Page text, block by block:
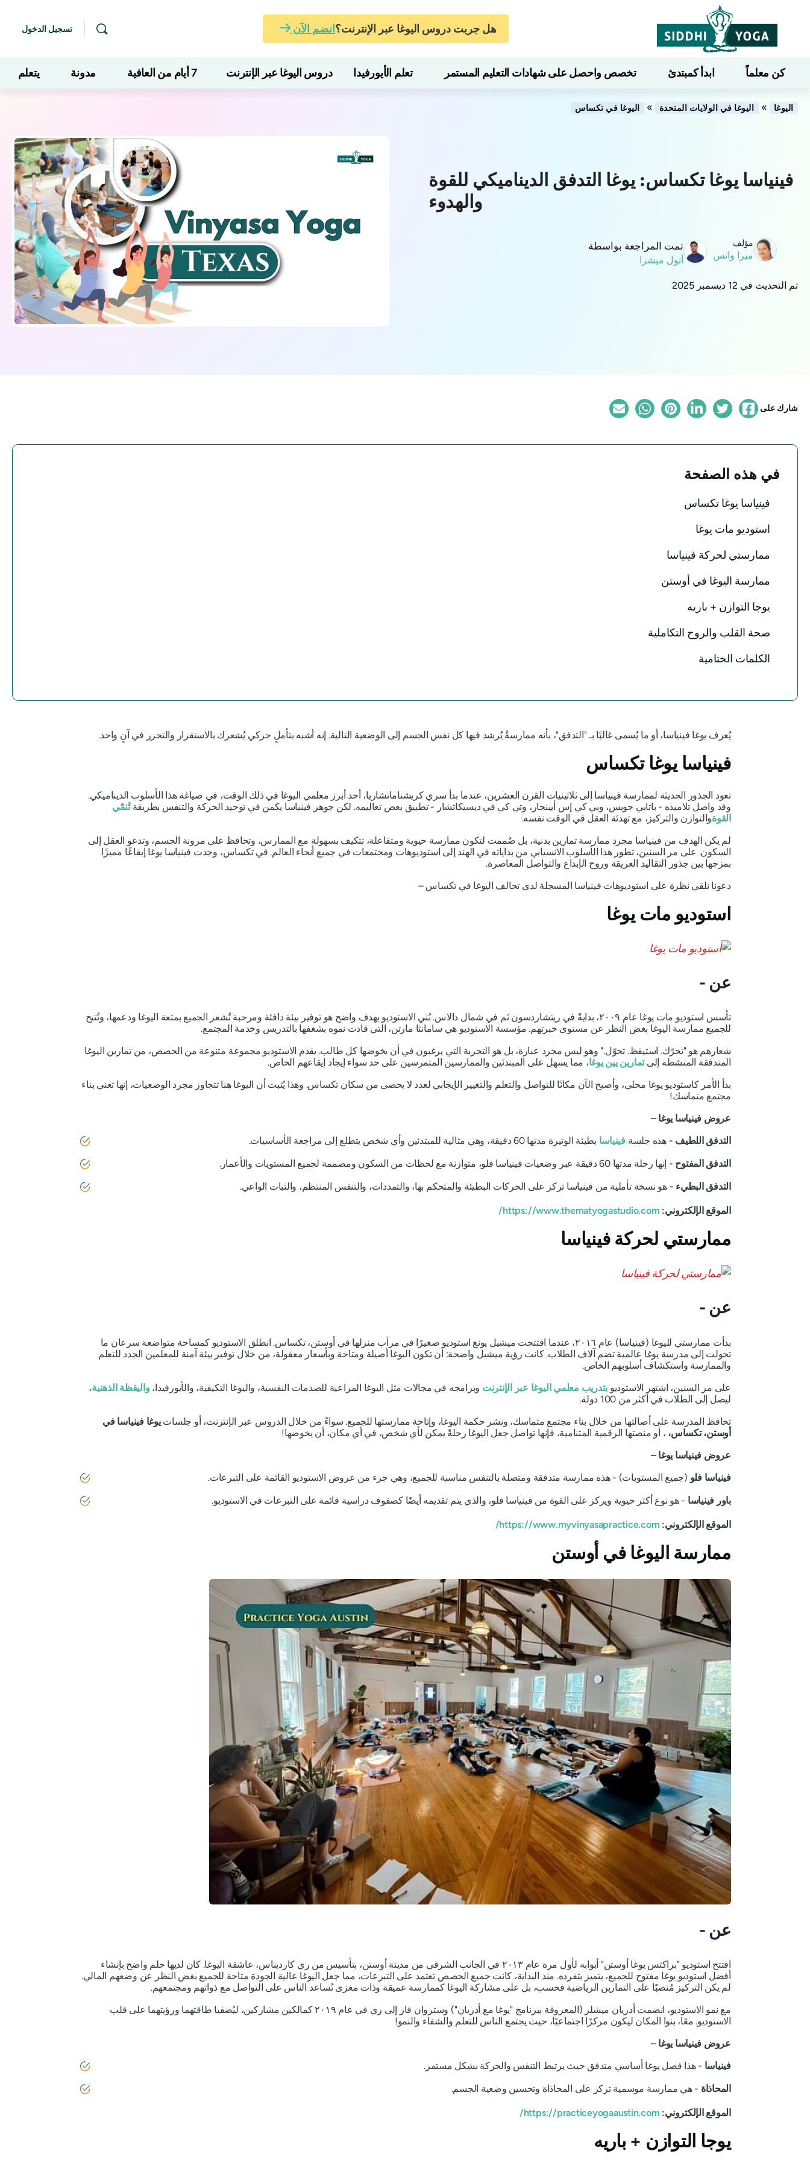
هل جربت دروس اليوغا عبر الإنترنت؟انضم الآن تسجيل الدخول
كن معلماً ابدأ كمبتدئ تخصص واحصل على شهادات التعليم المستمر تعلم الأيورفيدا دروس اليوغا عبر الإنترنت 7 أيام من العافية مدونة يتعلم
اليوغا » اليوغا في الولايات المتحدة » اليوغا في تكساس
فينياسا يوغا تكساس: يوغا التدفق الديناميكي للقوة
والهدوء
مؤلف
ميرا واتس
تمت المراجعة بواسطة
أتول ميشرا
تم التحديث في 12 ديسمبر 2025
شارك على
في هذه الصفحة
فينياسا يوغا تكساس
استوديو مات يوغا
ممارستي لحركة فينياسا
ممارسة اليوغا في أوستن
يوجا التوازن + باريه
صحة القلب والروح التكاملية
الكلمات الختامية
يُعرف يوغا فينياسا، أو ما يُسمى غالبًا بـ"التدفق"، بأنه ممارسةٌ يُرشد فيها كل نفس الجسم إلى الوضعية التالية. إنه أشبه بتأملٍ حركي يُشعرك بالاستقرار والتحرر في آنٍ واحد.
فينياسا يوغا تكساس
تعود الجذور الحديثة لممارسة فينياسا إلى ثلاثينيات القرن العشرين، عندما بدأ سري كريشناماتشاريا، أحد أبرز معلمي اليوغا في ذلك الوقت، في صياغة هذا الأسلوب الديناميكي.
وقد واصل تلاميذه - باتابي جويس، وبي كي إس أيينجار، وتي كي في ديسيكاتشار - تطبيق بعض تعاليمه. لكن جوهر فينياسا يكمن في توحيد الحركة والتنفس بطريقةتُنمّي
القوةوالتوازن والتركيز، مع تهدئة العقل في الوقت نفسه.
لم يكن الهدف من فينياسا مجرد ممارسة تمارين بدنية، بل صُممت لتكون ممارسة حيوية ومتفاعلة، تتكيف بسهولة مع الممارس، وتحافظ على مرونة الجسم، وتدعو العقل إلى
السكون. على مر السنين، تطور هذا الأسلوب الانسيابي من بداياته في الهند إلى استوديوهات ومجتمعات في جميع أنحاء العالم. في تكساس، وجدت فينياسا يوغا إيقاعًا مميزًا
بمزجها بين جذور التقاليد العريقة وروح الإبداع والتواصل المعاصرة.
دعونا نلقي نظرة على استوديوهات فينياسا المسجلة لدى تحالف اليوغا في تكساس –
استوديو مات يوغا
عن -
تأسس استوديو مات يوغا عام ٢٠٠٩، بدايةً في ريتشاردسون ثم في شمال دالاس. بُني الاستوديو بهدف واضح هو توفير بيئة دافئة ومرحبة تُشعر الجميع بمتعة اليوغا ودعمها، وتُتيح
للجميع ممارسة اليوغا بغض النظر عن مستوى خبرتهم. مؤسسة الاستوديو هي سامانثا مارتن، التي قادت نموه بشغفها بالتدريس وخدمة المجتمع.
شعارهم هو"تحرّك. استيقظ. تحوّل." وهو ليس مجرد عبارة، بل هو التجربة التي يرغبون في أن يخوضها كل طالب. يقدم الاستوديو مجموعة متنوعة من الحصص، من تمارين اليوغا
المتدفقة المنشطة إلىتمارين يين يوغا، مما يسهل على المبتدئين والممارسين المتمرسين على حد سواء إيجاد إيقاعهم الخاص.
بدأ الأمر كاستوديو يوغا محلي، وأصبح الآن مكانًا للتواصل والتعلم والتغيير الإيجابي لعدد لا يحصى من سكان تكساس. وهذا يُثبت أن اليوغا هنا تتجاوز مجرد الوضعيات، إنها تعني بناء
مجتمع متماسك!
عروض فينياسا يوغا –
التدفق اللطيف -هذه جلسة فينياسا بطيئة الوتيرة مدتها 60 دقيقة، وهي مثالية للمبتدئين وأي شخص يتطلع إلى مراجعة الأساسيات.
التدفق المفتوح - إنها رحلة مدتها 60 دقيقة عبر وضعيات فينياسا فلو، متوازنة مع لحظات من السكون ومصممة لجميع المستويات والأعمار.
التدفق البطيء -هو نسخة تأملية من فينياسا تركز على الحركات البطيئة والمتحكم بها، والتمددات، والتنفس المنتظم، والثبات الواعي.
الموقع الإلكتروني:
ممارستي لحركة فينياسا
عن -
بدأت ممارستي لليوغا (فينياسا) عام ٢٠١٦، عندما افتتحت ميشيل يونغ استوديو صغيرًا في مرآب منزلها في أوستن، تكساس. انطلق الاستوديو كمساحة متواضعة سرعان ما
تحولت إلى مدرسة يوغا عالمية تضم آلاف الطلاب. كانت رؤية ميشيل واضحة: أن تكون اليوغا أصيلة ومتاحة وبأسعار معقولة، من خلال توفير بيئة آمنة للمعلمين الجدد للتعلم
والممارسة واستكشاف أسلوبهم الخاص.
على مر السنين، اشتهر الاستوديو بتدريب معلمي اليوغا عبر الإنترنت وبرامجه في مجالات مثل اليوغا المراعية للصدمات النفسية، واليوغا التكيفية، والأيورفيدا،واليقظة الذهنية،
ليصل إلى الطلاب في أكثر من 100 دولة.
تحافظ المدرسة على أصالتها من خلال بناء مجتمع متماسك، ونشر حكمة اليوغا، وإتاحة ممارستها للجميع. سواءً من خلال الدروس عبر الإنترنت، أو جلساتيوغا فينياسا في
أوستن، تكساس، ، أو منصتها الرقمية المتنامية، فإنها تواصل جعل اليوغا رحلةً يمكن لأي شخص، في أي مكان، أن يخوضها!
عروض فينياسا يوغا –
فينياسا فلو (جميع المستويات) - هذه ممارسة متدفقة ومتصلة بالتنفس مناسبة للجميع، وهي جزء من عروض الاستوديو القائمة على التبرعات.
باور فينياسا - هو نوع أكثر حيوية ويركز على القوة من فينياسا فلو، والذي يتم تقديمه أيضًا كصفوف دراسية قائمة على التبرعات في الاستوديو.
الموقع الإلكتروني:
ممارسة اليوغا في أوستن
عن -
افتتح استوديو "براكتس يوغا أوستن" أبوابه لأول مرة عام ٢٠١٣ في الجانب الشرقي من مدينة أوستن، بتأسيس من ري كارديناس، عاشقة اليوغا. كان لديها حلم واضح بإنشاء
أفضل استوديو يوغا مفتوح للجميع، يتميز بتفرده. منذ البداية، كانت جميع الحصص تعتمد على التبرعات، مما جعل اليوغا عالية الجودة متاحة للجميع بغض النظر عن وضعهم المالي.
لم يكن التركيز مُنصبًا على التمارين الرياضية فحسب، بل على مشاركة اليوغا كممارسة عميقة وذات مغزى تُساعد الناس على التواصل مع ذواتهم ومجتمعهم.
مع نمو الاستوديو، انضمت أدريان ميشلر (المعروفة ببرنامج"يوغا مع أدريان
") وستروان فاز إلى ري في عام ٢٠١٩ كمالكين مشاركين، ليُضفيا طاقتهما ورؤيتهما على قلب
الاستوديو. معًا، بنوا المكان ليكون مركزًا اجتماعيًا، حيث يجتمع الناس للتعلم والشفاء والنمو!
عروض فينياسا يوغا –
فينياسا - هذا فصل يوغا أساسي متدفق حيث يرتبط التنفس والحركة بشكل مستمر.
المحاذاة - هي ممارسة موسمية تركز على المحاذاة وتحسين وضعية الجسم.
الموقع الإلكتروني:
يوجا التوازن + باريه